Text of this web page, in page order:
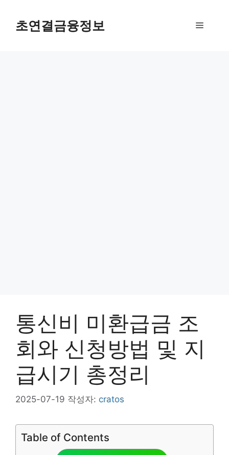
초연결금융정보 메
통신비 미환급금 조
회와 신청방법 및 지
급시기 총정리
2025-07-19 작성자: cratos
Table of Contents